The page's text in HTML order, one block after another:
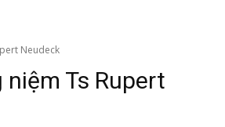
Neudeck
Ts Rupert